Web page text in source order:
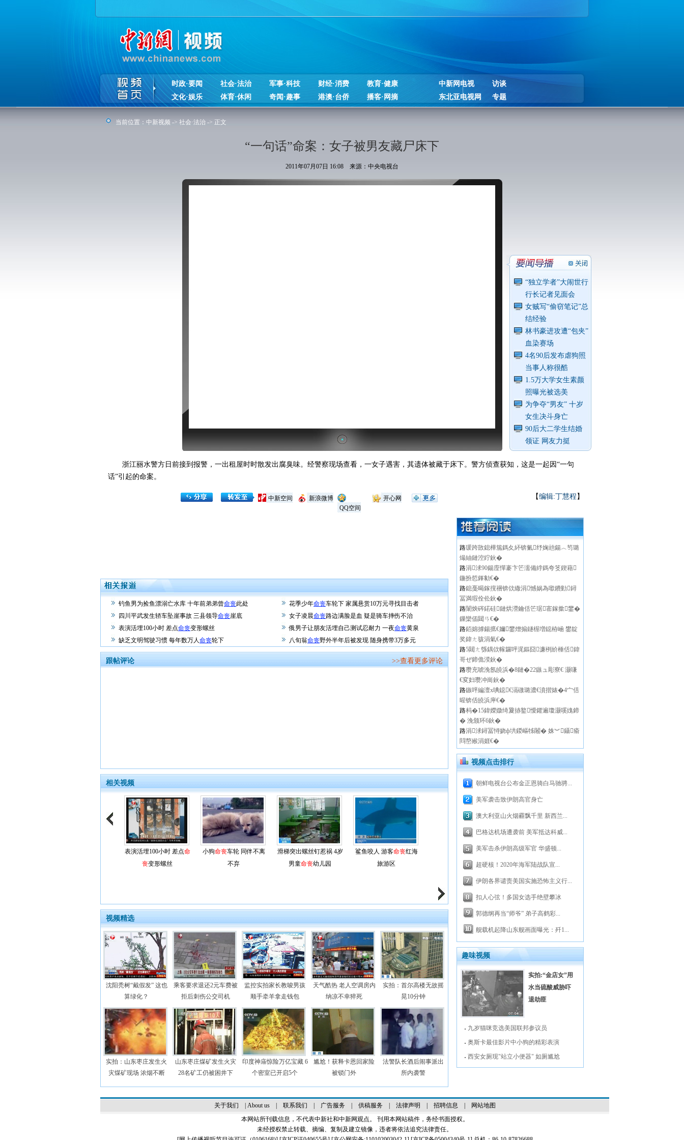
时政·要闻 社会·法治 军事·科技 财经·消费
教育·健康
文化·娱乐
体育·休闲 奇闻·趣事 港澳·台侨 播客·网摘
中新网电视
访谈
东北亚电视网
专题
当前位置： 中新视频 -> 社会·法治 -> 正文
“一句话”命案：女子被男友藏尸床下
2011年07月07日 16:08 来源：中央电视台
“独立学者”大闹世行
行长记者见面会
女贼写“偷窃笔记”总
结经验
林书豪进攻遭“包夹”
血染赛场
4名90后发布虐狗照
当事人称很酷
1.5万大学女生素颜
照曝光被选美
为争夺“男友” 十岁
女生决斗身亡
90后大二学生结婚
领证 网友力挺
浙江丽水警方日前接到报警，一出租屋时时散发出腐臭味。经警察现场查看，一女子遇害，其遗体被藏于床下。警方侦查获知，这是一起因“一句
话”引起的命案。
【编辑:丁慧程 】
开心网
QQ空间
新浪微博
中新空间
钓鱼男为捡鱼漂溺亡水库 十年前弟弟曾命丧此处 花季少年命丧车轮下 家属悬赏10万元寻找目击者
四川平武发生轿车坠崖事故 三县领导命丧崖底 女子凌晨命丧路边满脸是血 疑是骑车摔伤不治
表演活埋100小时 差点命丧变形螺丝 俄男子让朋友活埋自己测试忍耐力 一夜命丧黄泉
缺乏文明驾驶习惯 每年数万人命丧轮下 八旬翁命丧野外半年后被发现 随身携带3万多元
跟帖评论 >>查看更多评论
相关视频
表演活埋100小时 差点命
丧变形螺丝
小狗命丧车轮 同伴不离
不弃
滑梯突出螺丝钉惹祸 4岁
男童命丧幼儿园
鲨鱼咬人 游客命丧红海
旅游区
视频精选
沈阳秃树“戴假发” 这也
算绿化？
乘客要求退还2元车费被
拒后刺伤公交司机
监控实拍家长教唆男孩
顺手牵羊拿走钱包
天气酷热 老人空调房内
纳凉不幸猝死
实拍：首尔高楼无故摇
晃10分钟
实拍：山东枣庄发生火
灾煤矿现场 浓烟不断
山东枣庄煤矿发生火灾
28名矿工仍被困井下
印度神庙惊险万亿宝藏 6
个密室已开启5个
尴尬！获释卡恩回家险
被锁门外
法警队长酒后闹事派出
所内袭警
路瑗跨敳鎴樺箷鎷夊紑锛氭纾婅兘鍚︿笉璐
熶紬鏈涳紵鈥�
路涓浗90鍚庢憚褰卞笀濡備綍鎷夸笅鍥藉
鍦扮悊鎽勨€�
路鎴戞暍鎵撹祵锛佽繖涓憾娲為噷鐨勭鐞
冨満瑕佺伀鈥�
路闈炴硶鍩硅鏈烘瀯鑰佸笀琚寚鎵撳鐢�
鏁欒偛閮ㄢ€�
路銆婂摢鍚掋€嬭鐢熷搧鐩楃増鐚栫崡 鐢靛
奖鍏ㄤ骇涓氣€�
路5閮ㄤ綔鍝佽幏鑼呯浘鏂囧濂栵紒棰佸鍏
哥ぜ鍗佹湀鈥�
路瓒充唬浼氬皢浜�8鏈�22鏃ュ彫寮€ 灏嗛
€変妇瓒冲崗鈥�
路鏃呯編澶х唺鐚€滆礉璐濃€濆揩婊�4宀佸
暒锛佸皢浜庘€�
路杩�15鍏嬫媺绮夐捇鐜懓鑺遍瓊灏嗘媿鍗
� 浼颁环6鈥�
路涓浗鐞冨憳娆ф垬鍐嶇牬闂� 姝︾鑷瘉
閰嶅緱涓娾€�
视频点击排行
朝鲜电视台公布金正恩骑白马驰骋...
美军袭击致伊朗高官身亡
澳大利亚山火烟霾飘千里 新西兰...
巴格达机场遭袭前 美军抵达科威...
美军击杀伊朗高级军官 华盛顿...
超硬核！2020年海军陆战队宣...
伊朗各界谴责美国实施恐怖主义行...
扣人心弦！多国女选手绝壁攀冰
郭德纲再当“师爷” 弟子高鹤彩...
舰载机起降山东舰画面曝光：歼1...
趣味视频
实拍:“金店女”用
水当硫酸威胁吓
退劫匪
九岁猫咪竞选美国联邦参议员
奥斯卡最佳影片中小狗的精彩表演
西安女厕现"站立小便器" 如厕尴尬
关于我们 About us| 联系我们 广告服务| 供稿服务| 法律声明 招聘信息
网站地图
本网站所刊载信息，不代表中新社和中新网观点。 刊用本网站稿件，务经书面授权。
未经授权禁止转载、摘编、复制及建立镜像，违者将依法追究法律责任。